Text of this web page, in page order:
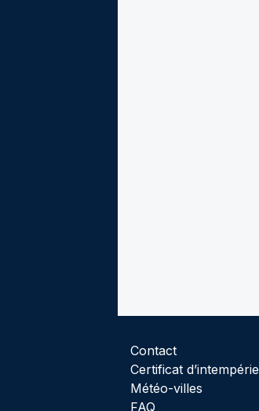
Contact
Certificat d’intempérie
Météo-villes
FAQ